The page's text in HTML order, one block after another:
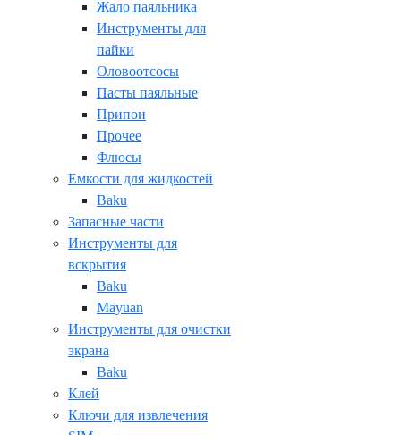
Жало паяльника
Инструменты для
пайки
Оловоотсосы
Пасты паяльные
Припои
Прочее
Флюсы
Емкости для жидкостей
Baku
Запасные части
Инструменты для
вскрытия
Baku
Mayuan
Инструменты для очистки
экрана
Baku
Клей
Ключи для извлечения